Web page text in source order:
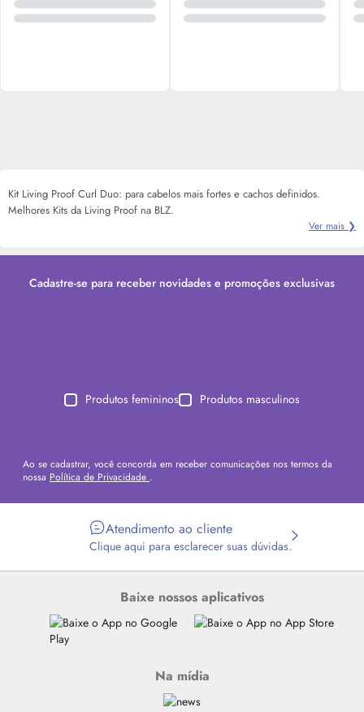
Kit Living Proof Curl Duo: para cabelos mais fortes e cachos definidos.
Melhores Kits da Living Proof na BLZ.
Ver mais ❯
Cadastre-se para receber novidades e promoções exclusivas
Produtos femininos Produtos masculinos
Ao se cadastrar, você concorda em receber comunicações nos termos da
nossa Política de Privacidade .
Atendimento ao cliente
Clique aqui para esclarecer suas dúvidas.
Baixe nossos aplicativos
Na mídia